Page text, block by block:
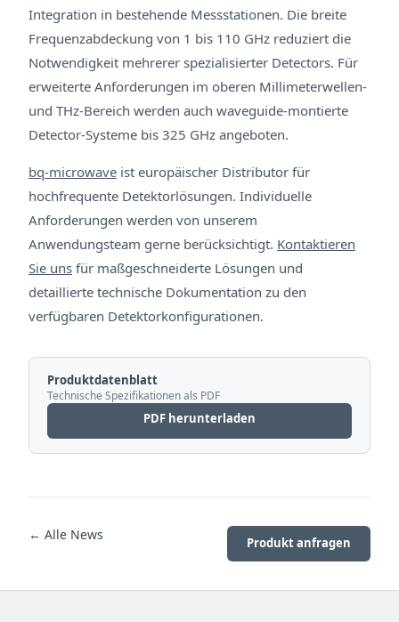
Integration in bestehende Messstationen. Die breite
Frequenzabdeckung von 1 bis 110 GHz reduziert die
Notwendigkeit mehrerer spezialisierter Detectors. Für
erweiterte Anforderungen im oberen Millimeterwellen-
und THz-Bereich werden auch waveguide-montierte
Detector-Systeme bis 325 GHz angeboten.
bq-microwave ist europäischer Distributor für
hochfrequente Detektorlösungen. Individuelle
Anforderungen werden von unserem
Anwendungsteam gerne berücksichtigt. Kontaktieren
Sie uns für maßgeschneiderte Lösungen und
detaillierte technische Dokumentation zu den
verfügbaren Detektorkonfigurationen.
Produktdatenblatt
Technische Spezifikationen als PDF
PDF herunterladen
← Alle News Produkt anfragen